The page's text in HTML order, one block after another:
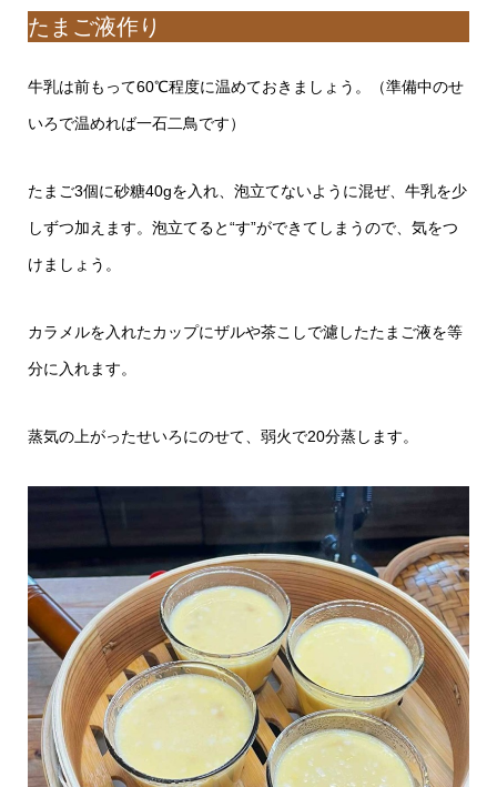
たまご液作り
牛乳は前もって60℃程度に温めておきましょう。（準備中のせ
いろで温めれば一石二鳥です）
たまご3個に砂糖40gを入れ、泡立てないように混ぜ、牛乳を少
しずつ加えます。泡立てると“す”ができてしまうので、気をつ
けましょう。
カラメルを入れたカップにザルや茶こしで濾したたまご液を等
分に入れます。
蒸気の上がったせいろにのせて、弱火で20分蒸します。